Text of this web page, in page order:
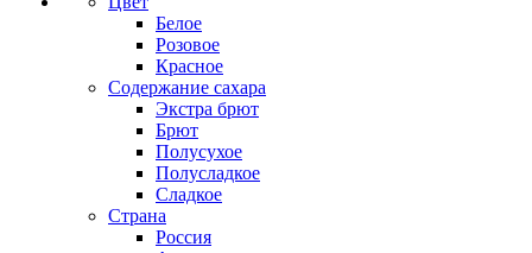
Белое
Розовое
Красное
Содержание сахара
Экстра брют
Брют
Полусухое
Полусладкое
Сладкое
Страна
Россия